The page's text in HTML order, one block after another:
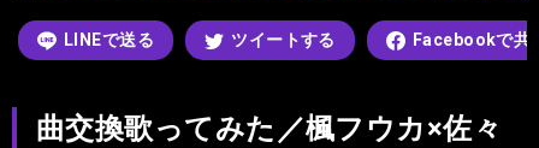
LINEで送る ツイートする Facebookで共
曲交換歌ってみた／楓フウカ×佐々